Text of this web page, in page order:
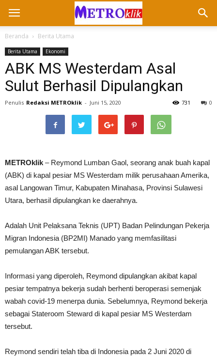
Beranda Berita Utama
Berita Utama Ekonomi
ABK MS Westerdam Asal
Sulut Berhasil Dipulangkan
Penulis Redaksi METROklik - Juni 15, 2020 0
731
METROklik – Reymond Lumban Gaol, seorang anak buah kapal
(ABK) di kapal pesiar MS Westerdam milik perusahaan Amerika,
asal Langowan Timur, Kabupaten Minahasa, Provinsi Sulawesi
Utara, berhasil dipulangkan ke daerahnya.
Adalah Unit Pelaksana Teknis (UPT) Badan Pelindungan Pekerja
Migran Indonesia (BP2MI) Manado yang memfasilitasi
pemulangan ABK tersebut.
Informasi yang diperoleh, Reymond dipulangkan akibat kapal
pesiar tempatnya bekerja sudah berhenti beroperasi semenjak
wabah covid-19 menerpa dunia. Sebelumnya, Reymond bekerja
sebagai Stateroom Steward di kapal pesiar MS Westerdam
tersebut.
Reymond sendiri telah tiba di Indonesia pada 2 Juni 2020 di